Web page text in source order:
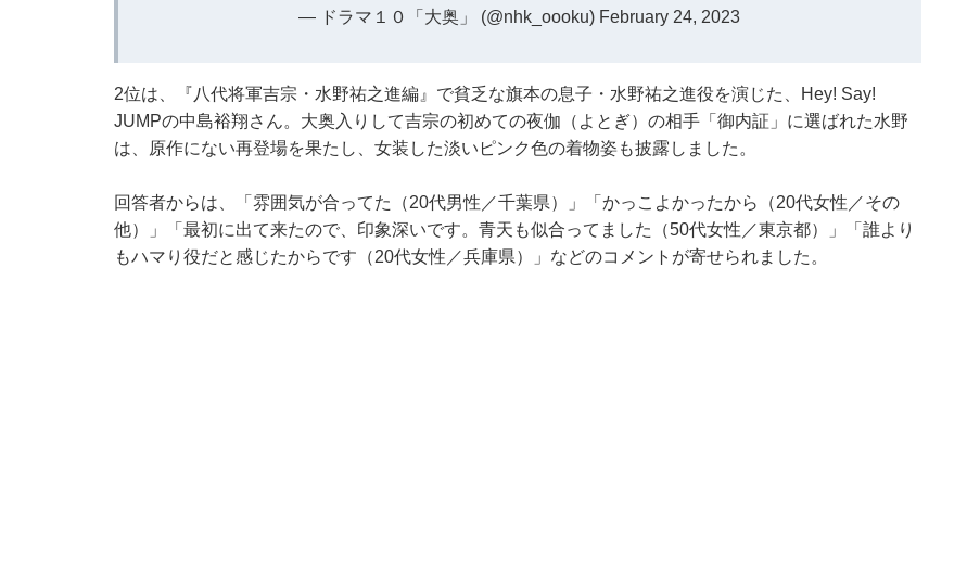
— ドラマ１０「大奥」 (@nhk_oooku) February 24, 2023
2位は、『八代将軍吉宗・水野祐之進編』で貧乏な旗本の息子・水野祐之進役を演じた、Hey! Say!
JUMPの中島裕翔さん。大奥入りして吉宗の初めての夜伽（よとぎ）の相手「御内証」に選ばれた水野
は、原作にない再登場を果たし、女装した淡いピンク色の着物姿も披露しました。
回答者からは、「雰囲気が合ってた（20代男性／千葉県）」「かっこよかったから（20代女性／その
他）」「最初に出て来たので、印象深いです。青天も似合ってました（50代女性／東京都）」「誰より
もハマり役だと感じたからです（20代女性／兵庫県）」などのコメントが寄せられました。